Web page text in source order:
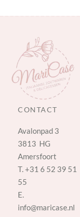
CONTACT
Avalonpad 3
3813 HG
Amersfoort
T.+31 6 52 39 51
55
E.
info@maricase.nl